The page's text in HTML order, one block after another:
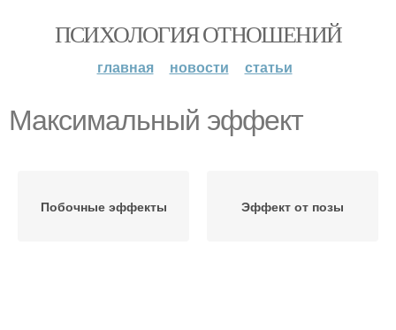
ПСИХОЛОГИЯ ОТНОШЕНИЙ
главная новости статьи
Максимальный эффект
Побочные эффекты Эффект от позы